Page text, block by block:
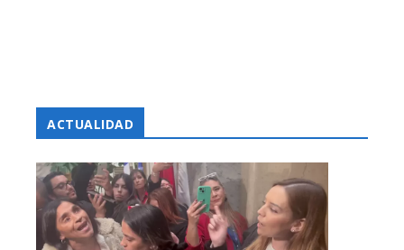
ACTUALIDAD